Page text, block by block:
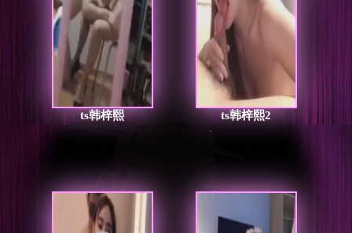
ts韩梓熙 ts韩梓熙2